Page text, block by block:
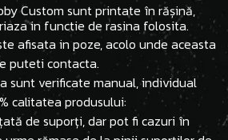
Custom sunt printate în rășină,
in functie de rasina folosita.
afisata in poze, acolo unde aceasta
puteti contacta.
sunt verificate manual, individual
calitatea produsului:
de suporți, dar pot fi cazuri în